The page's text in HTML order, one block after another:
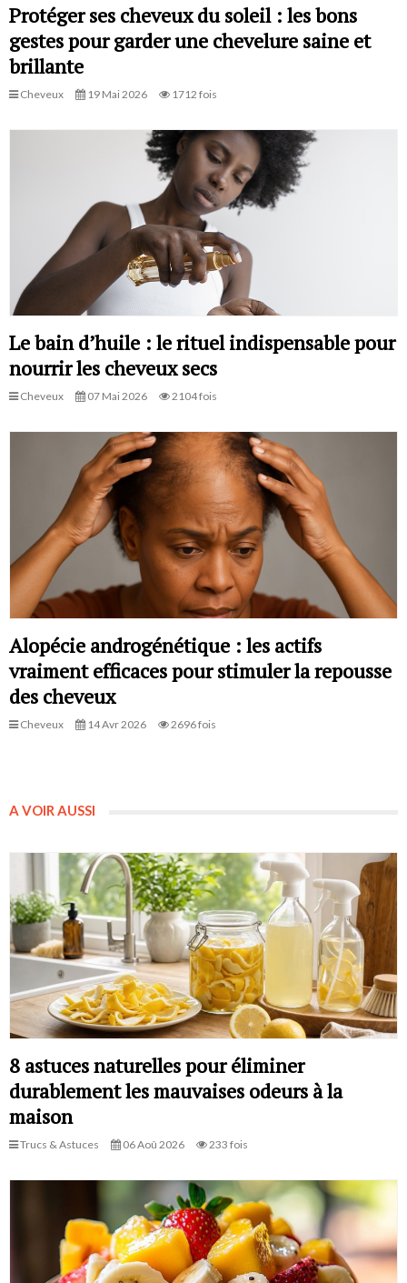
Protéger ses cheveux du soleil : les bons
gestes pour garder une chevelure saine et
brillante
Cheveux 19 Mai 2026 1712 fois
Le bain d’huile : le rituel indispensable pour
nourrir les cheveux secs
Cheveux 07 Mai 2026 2104 fois
Alopécie androgénétique : les actifs
vraiment efficaces pour stimuler la repousse
des cheveux
Cheveux 14 Avr 2026 2696 fois
A VOIR AUSSI
8 astuces naturelles pour éliminer
durablement les mauvaises odeurs à la
maison
Trucs & Astuces 06 Aoû 2026 233 fois